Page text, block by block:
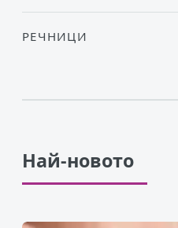
РЕЧНИЦИ
Най-новото